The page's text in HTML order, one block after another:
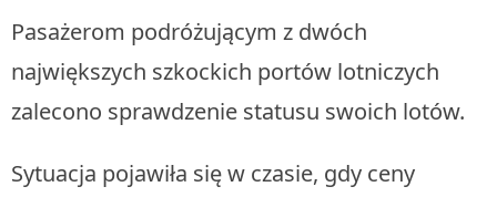
Pasażerom podróżującym z dwóch
największych szkockich portów lotniczych
zalecono sprawdzenie statusu swoich lotów.
Sytuacja pojawiła się w czasie, gdy ceny